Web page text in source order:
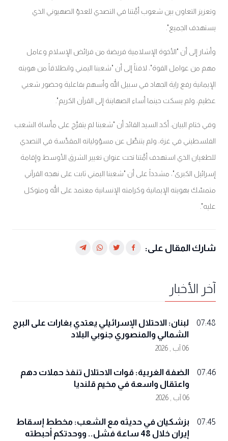
وتعزيز التعاون بين شعوب أمَّتنا في التصدي للعدوّ الصهيوني الذي
يستهدف الجميع".
وأشار إلى أن "الأخوة الإسلامية فريضة من فرائض الإسلام وعامل
مهم من عوامل القوة"، لافتاً إلى أن "شعبنا اليمني وانطلاقاً من هويته
الإيمانية رفع راية الجهاد في سبيل الله وأسهم بفاعلية وحضور شعبي
عظيم، ولم يسكت حينما أساء الصهاينة إلى القرآن الكريم".
وفي ختام البيان، أكد السيد القائد أن "شعبنا لم يتفرَّج على مأساة الشعب
الفلسطيني في غزة، ولم يتنصَّل عن مسؤولياته المقدَّسة في التصدي
للطغيان الذي استهدف أمَّتنا تحت عنوان تغيير الشرق الأوسط وإقامة
إسرائيل الكبرى"، مشدداً على أن "شعبنا اليمني ثابت على نهجه القرآني
متمسّك بهويته الإيمانية وكرامته الإنسانية معتمد على الله ومتوكل
عليه".
شارك المقال على:
آخر الأخبار
07:48
لبنان: الاحتلال الإسرائيلي يعتدي بغارات على البرج
الشمالي والمنصوري جنوبي البلاد
06 آب , 2026
07:46
الضفة الغربية: قوات الاحتلال تنفذ حملات دهم
واعتقال واسعة في مخيم قلنديا
06 آب , 2026
07:45
بزشكيان في حديثه مع الشعب: مخطط إسقاط
إيران خلال 48 ساعة فشل.. ووحدتكم أحبطته